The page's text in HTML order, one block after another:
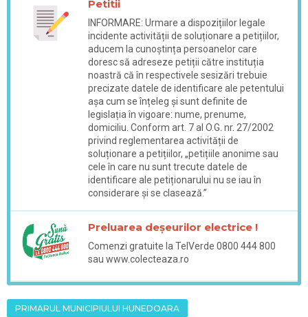
Petitii
INFORMARE: Urmare a dispozițiilor legale
incidente activității de soluționare a petițiilor,
aducem la cunoștința persoanelor care
doresc să adreseze petiții către instituția
noastră că în respectivele sesizări trebuie
precizate datele de identificare ale petentului
așa cum se înțeleg și sunt definite de
legislația în vigoare: nume, prenume,
domiciliu. Conform art. 7 al O.G. nr. 27/2002
privind reglementarea activității de
soluționare a petițiilor, „petițiile anonime sau
cele în care nu sunt trecute datele de
identificare ale petiționarului nu se iau în
considerare și se clasează.”
Preluarea deșeurilor electrice !
Comenzi gratuite la TelVerde 0800 444 800
sau www.colecteaza.ro
PRIMARUL MUNICIPIULUI HUNEDOARA